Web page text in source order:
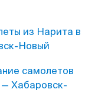
из Нарита в
Новый
самолетов
Хабаровск-